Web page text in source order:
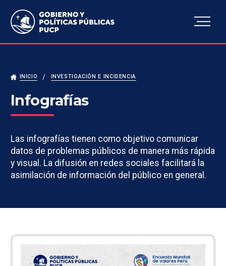
Escuela de Gobierno y
Políticas Públicas
INICIO INVESTIGACIÓN E INCIDENCIA
Infografías
Las infografías tienen como objetivo comunicar
datos de problemas públicos de manera más rápida
y visual. La difusión en redes sociales facilitará la
asimilación de información del público en general.